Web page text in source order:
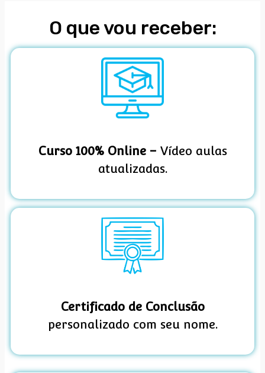
O que vou receber:
Curso 100% Online – Vídeo aulas
atualizadas.
Certificado de Conclusão
personalizado com seu nome.